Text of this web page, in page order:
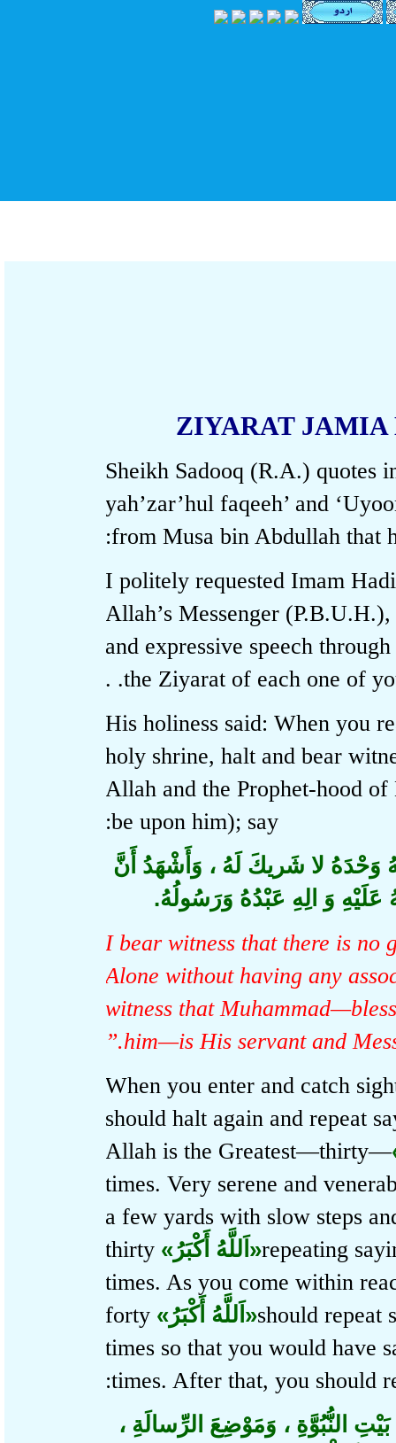
ZIYARAT
Sheikh Sadooq (R.A.)
yah’zar’hul faqeeh’ and
from Musa bin Abdullah
I politely requested Imam
Allah’s Messenger
and expressive speech
the Ziyarat of each one of
His holiness said: When
holy shrine, halt and bear
Allah and the Prophet-hood
be upon him); say:
وَحْدَهُ لا شَريكَ لَهُ ، وَأَشْهَدُ أَنَّ
وَ الِهِ عَبْدُهُ وَرَسُولُهُ.
“I bear witness that there is
Alone without having any
witness that
him—is His servant and
When you enter and catch
should halt again and
—Allah is the Greatest—thirty
times. Very serene and
a few yards with slow steps
repeating«اَللَّهُ أَكْبَرُ» thirty
times. As you come within
should«اَللَّهُ أَكْبَرُ» forty
times so that you would
times. After that, you
النُّبُوَّةِ ، وَمَوْضِعَ الرِّسالَةِ ،